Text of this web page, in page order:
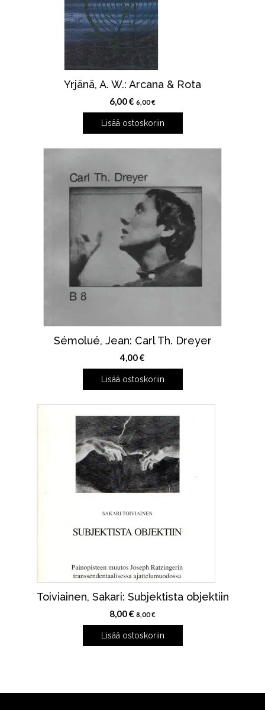
Yrjänä, A. W.: Arcana & Rota
6,00€ 6,00€
Lisää ostoskoriin
Sémolué, Jean: Carl Th. Dreyer
4,00€
Lisää ostoskoriin
Toiviainen, Sakari: Subjektista objektiin
8,00€ 8,00€
Lisää ostoskoriin